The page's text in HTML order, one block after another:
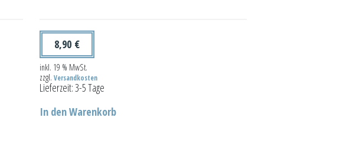
8,90 €
inkl. 19 % MwSt.
zzgl.Versandkosten
Lieferzeit:3-5 Tage
In den Warenkorb